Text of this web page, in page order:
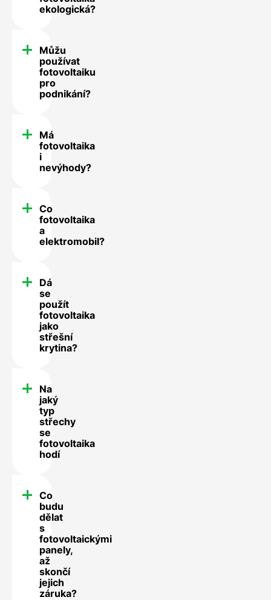
ekologická?
Můžu
používat
fotovoltaiku
pro
podnikání?
Má
fotovoltaika
i
nevýhody?
Co
fotovoltaika
a
elektromobil?
Dá
se
použít
fotovoltaika
jako
střešní
krytina?
Na
jaký
typ
střechy
se
fotovoltaika
hodí
Co
budu
dělat
s
fotovoltaickými
panely,
až
skončí
jejich
záruka?